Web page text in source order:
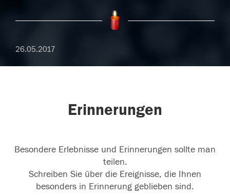
26.05.2017
Erinnerungen
Besondere Erlebnisse und Erinnerungen sollte man
teilen.
Schreiben Sie über die Ereignisse, die Ihnen
besonders in Erinnerung geblieben sind.